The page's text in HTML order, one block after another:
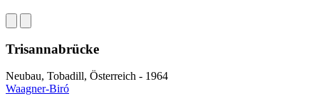
Trisannabrücke
Neubau, Tobadill, Österreich - 1964
Waagner-Biró